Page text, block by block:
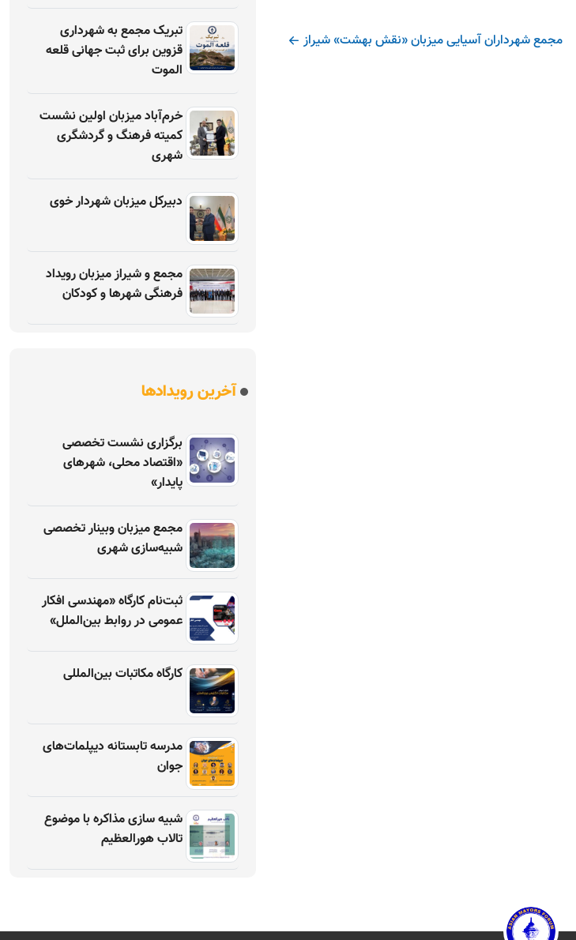
مجمع شهرداران آسیایی میزبان «نقش بهشت» شیراز
تبریک مجمع به شهرداری
قزوین برای ثبت جهانی قلعه
الموت
خرم‌آباد میزبان اولین نشست
کمیته فرهنگ و گردشگری
شهری
دبیرکل میزبان شهردار خوی
مجمع و شیراز میزبان رویداد
فرهنگی شهرها و کودکان
آخرین رویدادها
برگزاری نشست تخصصی
«اقتصاد محلی، شهرهای
پایدار»
مجمع میزبان وبینار تخصصی
شبیه‌سازی شهری
ثبت‌نام کارگاه «مهندسی افکار
عمومی در روابط بین‌الملل»
کارگاه مکاتبات بین‌المللی
مدرسه تابستانه دیپلمات‌های
جوان
شبیه سازی مذاکره با موضوع
تالاب هورالعظیم